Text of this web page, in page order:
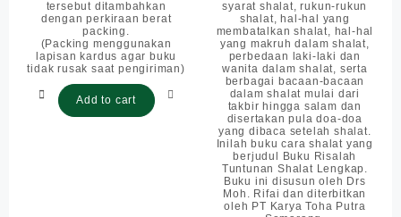
tersebut ditambahkan
dengan perkiraan berat
packing.
(Packing menggunakan
lapisan kardus agar buku
tidak rusak saat pengiriman)
Add to cart
syarat shalat, rukun-rukun
shalat, hal-hal yang
membatalkan shalat, hal-hal
yang makruh dalam shalat,
perbedaan laki-laki dan
wanita dalam shalat, serta
berbagai bacaan-bacaan
dalam shalat mulai dari
takbir hingga salam dan
disertakan pula doa-doa
yang dibaca setelah shalat.
Inilah buku cara shalat yang
berjudul Buku Risalah
Tuntunan Shalat Lengkap.
Buku ini disusun oleh Drs
Moh. Rifai dan diterbitkan
oleh PT Karya Toha Putra